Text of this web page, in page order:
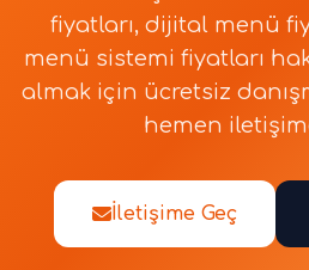
fiyatları, dijital menü
menü sistemi fiyatları
almak için ücretsiz
hemen
İletişime Geç